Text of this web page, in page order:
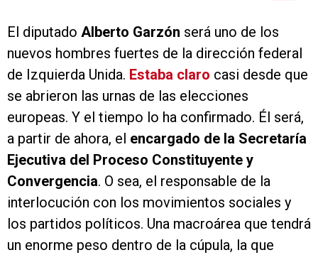
El diputado Alberto Garzón será uno de los
nuevos hombres fuertes de la dirección federal
de Izquierda Unida. Estaba claro casi desde que
se abrieron las urnas de las elecciones
europeas. Y el tiempo lo ha confirmado. Él será,
a partir de ahora, el encargado de la Secretaría
Ejecutiva del Proceso Constituyente y
Convergencia. O sea, el responsable de la
interlocución con los movimientos sociales y
los partidos políticos. Una macroárea que tendrá
un enorme peso dentro de la cúpula, la que